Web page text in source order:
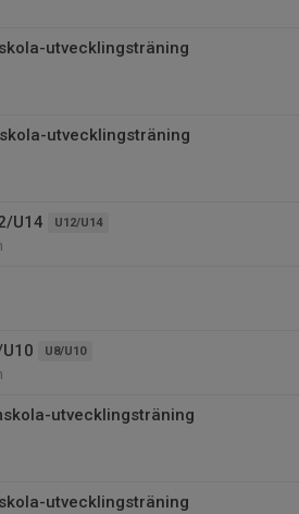
utvecklingsträning
utvecklingsträning
U14 U12/U14
U8/U10
utvecklingsträning
utvecklingsträning